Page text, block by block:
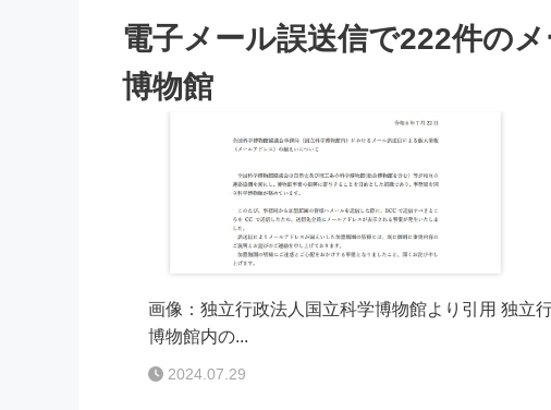
電子メール誤送信で222件の
博物館
画像：独立行政法人国立科学博物館より引用 独立
博物館内の...
2024.07.29